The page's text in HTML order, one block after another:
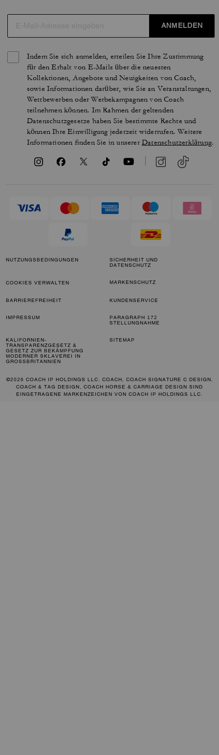
ANMELDEN
Indem Sie sich anmelden, erteilen Sie Ihre Zustimmung
für den Erhalt von E-Mails über die neuesten
Kollektionen, Angebote und Neuigkeiten von Coach,
sowie Informationen darüber, wie Sie an Veranstaltungen,
Wettbewerben oder Werbekampagnen von Coach
teilnehmen können. Im Rahmen der geltenden
Datenschutzgesetze haben Sie bestimmte Rechte und
können Ihre Einwilligung jederzeit widerrufen. Weitere
Informationen finden Sie in unsererDatenschutzerklärung.
NUTZUNGSBEDINGUNGEN
SICHERHEIT UND
DATENSCHUTZ
COOKIES VERWALTEN MARKENSCHUTZ
BARRIEREFREIHEIT KUNDENSERVICE
IMPRESSUM
PARAGRAPH 172
STELLUNGNAHME
KALIFORNIEN-
TRANSPARENZGESETZ &
GESETZ ZUR BEKÄMPFUNG
MODERNER SKLAVEREI IN
GROSSBRITANNIEN
SITEMAP
©2026 COACH IP HOLDINGS LLC. COACH, COACH SIGNATURE C DESIGN,
COACH & TAG DESIGN, COACH HORSE & CARRIAGE DESIGN SIND
EINGETRAGENE MARKENZEICHEN VON COACH IP HOLDINGS LLC.